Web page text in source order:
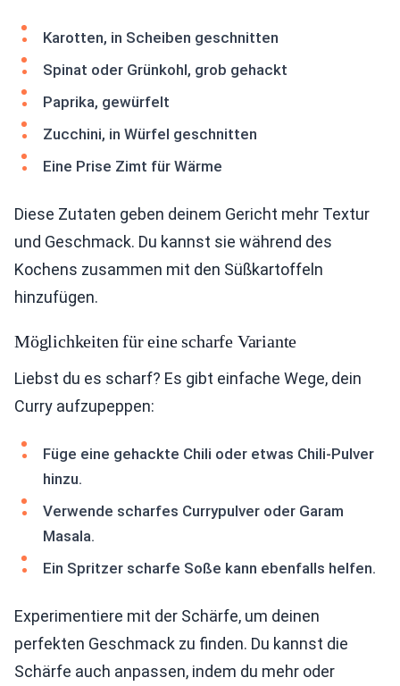
Karotten, in Scheiben geschnitten
Spinat oder Grünkohl, grob gehackt
Paprika, gewürfelt
Zucchini, in Würfel geschnitten
Eine Prise Zimt für Wärme
Diese Zutaten geben deinem Gericht mehr Textur
und Geschmack. Du kannst sie während des
Kochens zusammen mit den Süßkartoffeln
hinzufügen.
Möglichkeiten für eine scharfe Variante
Liebst du es scharf? Es gibt einfache Wege, dein
Curry aufzupeppen:
Füge eine gehackte Chili oder etwas Chili-Pulver
hinzu.
Verwende scharfes Currypulver oder Garam
Masala.
Ein Spritzer scharfe Soße kann ebenfalls helfen.
Experimentiere mit der Schärfe, um deinen
perfekten Geschmack zu finden. Du kannst die
Schärfe auch anpassen, indem du mehr oder